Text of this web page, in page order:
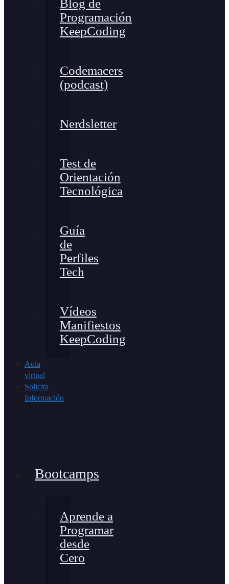
Blog de
Programación
KeepCoding
Codemacers
(podcast)
Nerdsletter
Test de
Orientación
Tecnológica
Guía
de
Perfiles
Tech
Vídeos
Manifiestos
KeepCoding
Aula
virtual
Solicita
Información
Bootcamps
Aprende a
Programar
desde
Cero